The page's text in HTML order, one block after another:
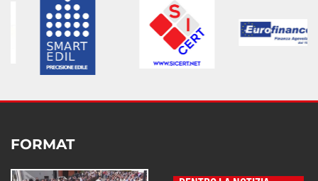
FORMAT